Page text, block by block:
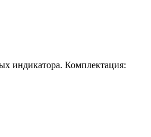
индикатора. Комплектация: